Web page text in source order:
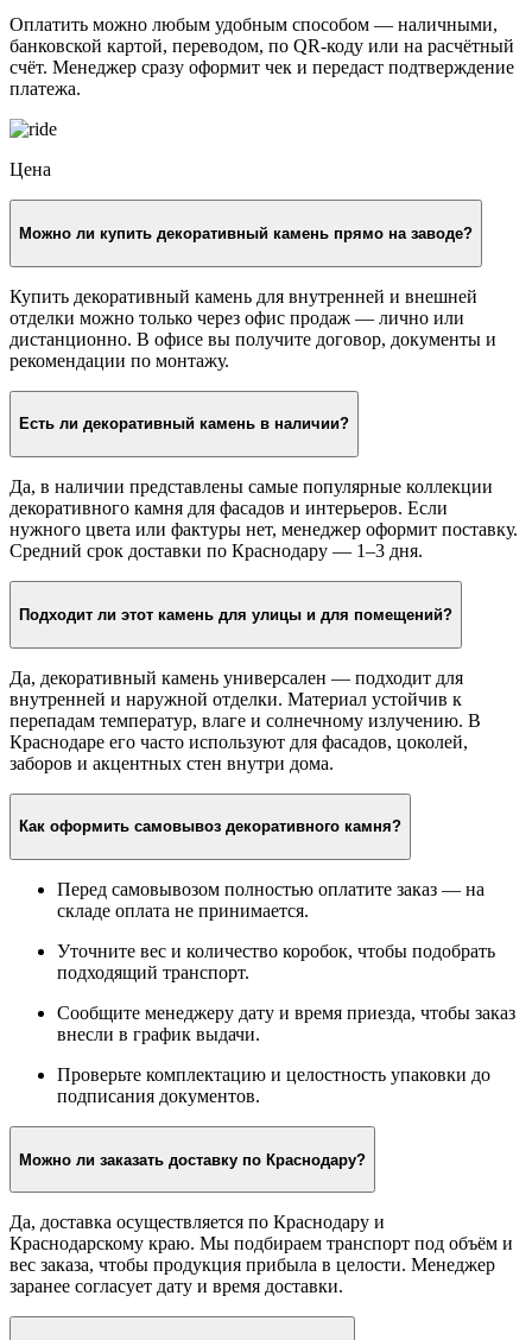
Оплатить можно любым удобным способом — наличными,
банковской картой, переводом, по QR-коду или на расчётный
счёт. Менеджер сразу оформит чек и передаст подтверждение
платежа.
Цена
Можно ли купить декоративный камень прямо на заводе?
Купить декоративный камень для внутренней и внешней
отделки можно только через офис продаж — лично или
дистанционно. В офисе вы получите договор, документы и
рекомендации по монтажу.
Есть ли декоративный камень в наличии?
Да, в наличии представлены самые популярные коллекции
декоративного камня для фасадов и интерьеров. Если
нужного цвета или фактуры нет, менеджер оформит поставку.
Средний срок доставки по Краснодару — 1–3 дня.
Подходит ли этот камень для улицы и для помещений?
Да, декоративный камень универсален — подходит для
внутренней и наружной отделки. Материал устойчив к
перепадам температур, влаге и солнечному излучению. В
Краснодаре его часто используют для фасадов, цоколей,
заборов и акцентных стен внутри дома.
Как оформить самовывоз декоративного камня?
Перед самовывозом полностью оплатите заказ — на
складе оплата не принимается.
Уточните вес и количество коробок, чтобы подобрать
подходящий транспорт.
Сообщите менеджеру дату и время приезда, чтобы заказ
внесли в график выдачи.
Проверьте комплектацию и целостность упаковки до
подписания документов.
Можно ли заказать доставку по Краснодару?
Да, доставка осуществляется по Краснодару и
Краснодарскому краю. Мы подбираем транспорт под объём и
вес заказа, чтобы продукция прибыла в целости. Менеджер
заранее согласует дату и время доставки.